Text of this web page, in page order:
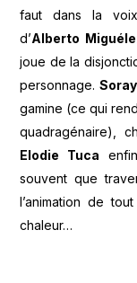
faut dans la voix
d’Alberto
joue de la
personnage.
gamine (ce qui
quadragénaire),
Elodie Tuca
souvent que
l’animation de
chaleur…